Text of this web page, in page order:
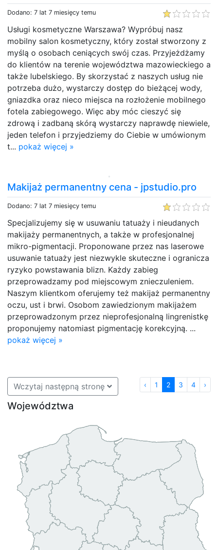
Dodano: 7 lat 7 miesięcy temu
Usługi kosmetyczne Warszawa? Wypróbuj nasz
mobilny salon kosmetyczny, który został stworzony z
myślą o osobach ceniących swój czas. Przyjeżdżamy
do klientów na terenie województwa mazowieckiego a
także lubelskiego. By skorzystać z naszych usług nie
potrzeba dużo, wystarczy dostęp do bieżącej wody,
gniazdka oraz nieco miejsca na rozłożenie mobilnego
fotela zabiegowego. Więc aby móc cieszyć się
zdrową i zadbaną skórą wystarczy naprawdę niewiele,
jeden telefon i przyjedziemy do Ciebie w umówionym
t... pokaż więcej »
Makijaż permanentny cena - jpstudio.pro
Dodano: 7 lat 7 miesięcy temu
Specjalizujemy się w usuwaniu tatuaży i nieudanych
makijaży permanentnych, a także w profesjonalnej
mikro-pigmentacji. Proponowane przez nas laserowe
usuwanie tatuaży jest niezwykle skuteczne i ogranicza
ryzyko powstawania blizn. Każdy zabieg
przeprowadzamy pod miejscowym znieczuleniem.
Naszym klientkom oferujemy też makijaż permanentny
oczu, ust i brwi. Osobom zawiedzionym makijażem
przeprowadzonym przez nieprofesjonalną lingrenistkę
proponujemy natomiast pigmentację korekcyjną. ...
pokaż więcej »
Wczytaj następną stronę ‹ 1 2 3 4 ›
Województwa